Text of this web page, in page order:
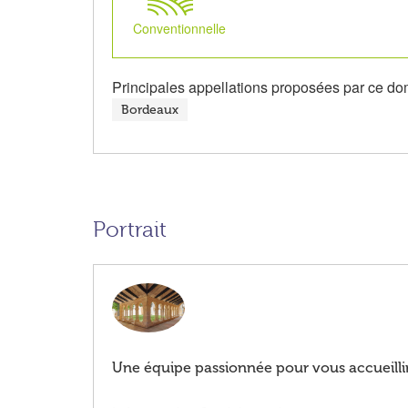
Conventionnelle
Principales appellations proposées par ce
Bordeaux
Portrait
Une équipe passionnée pour vous